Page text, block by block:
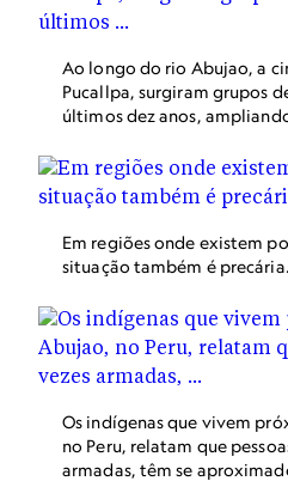
Ao longo do rio Abujao, a
Pucallpa, surgiram grupos
últimos dez anos,
destinada ao tráfico de
Em regiões onde existem
situação também é precária.
Os indígenas que vivem
no Peru, relatam que
armadas, têm se